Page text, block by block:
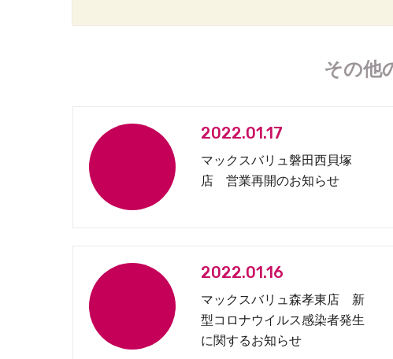
その他
2022.01.17
マックスバリュ磐田西貝塚
店 営業再開のお知らせ
2022.01.16
マックスバリュ森孝東店 新
型コロナウイルス感染者発生
に関するお知らせ